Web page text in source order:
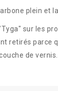
plein et la
Tyga" sur les
retirés parce
de vernis